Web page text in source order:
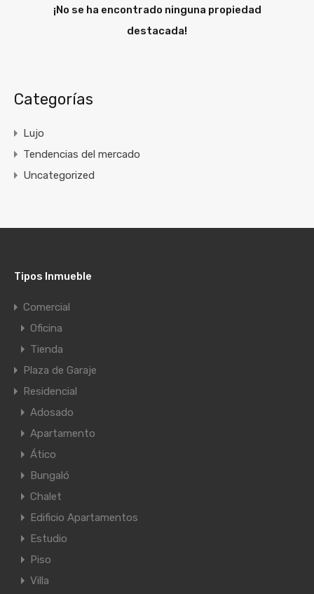
¡No se ha encontrado ninguna propiedad
destacada!
Categorías
Lujo
Tendencias del mercado
Uncategorized
Tipos Inmueble
Comercial
Oficina
Tienda
Plaza de Garaje
Residencial
Adosado
Apartamento
Ático
Bungaló
Chalet
Edificio Apartamentos
Estudio
Piso
Villa